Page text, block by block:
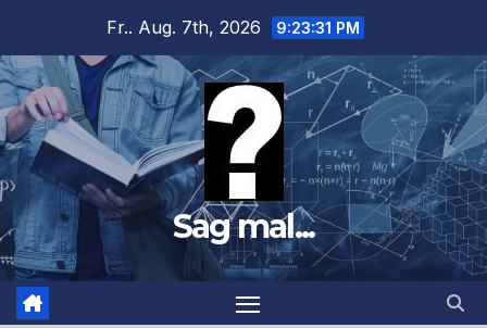
springen
Fr.. Aug. 7th, 2026 9:23:33 PM
Sag mal...